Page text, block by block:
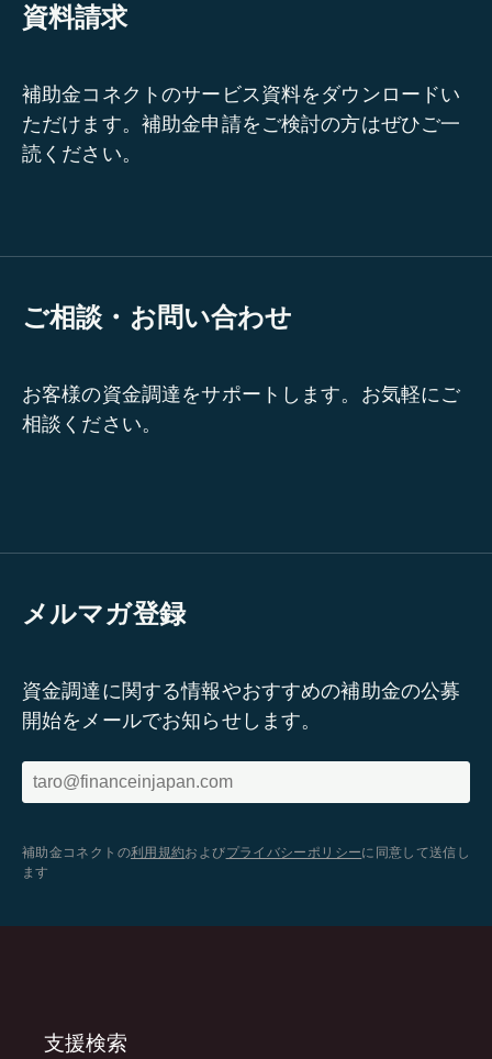
資料請求
補助金コネクトのサービス資料をダウンロードい
ただけます。補助金申請をご検討の方はぜひご一
読ください。
ご相談・お問い合わせ
お客様の資金調達をサポートします。お気軽にご
相談ください。
メルマガ登録
資金調達に関する情報やおすすめの補助金の公募
開始をメールでお知らせします。
補助金コネクトの利用規約およびプライバシーポリシーに同意して送信し
ます
支援検索